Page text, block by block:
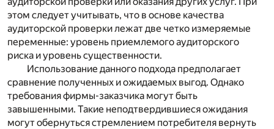
этом следует учитывать, что в основе качества
аудиторской проверки лежат две четко измеряемые
переменные: уровень приемлемого аудиторского
риска и уровень существенности.
Использование данного подхода предполагает
сравнение полученных и ожидаемых выгод. Однако
требования фирмы-заказчика могут быть
завышенными. Такие неподтвердившиеся ожидания
могут обернуться стремлением потребителя вернуть